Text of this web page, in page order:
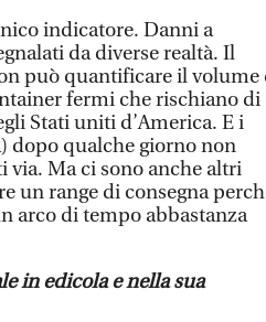
indicatore. Danni a
da diverse realtà. Il
può quantificare il volume
fermi che rischiano di
Stati uniti d’America. E i
dopo qualche giorno non
Ma ci sono anche altri
un range di consegna
arco di tempo abbastanza
in edicola e nella sua